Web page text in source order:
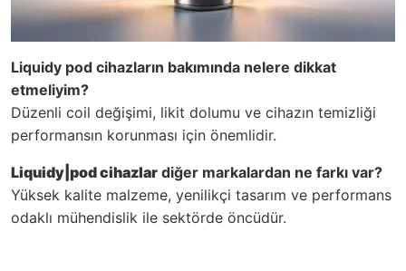
Liquidy pod cihazların bakımında nelere dikkat
etmeliyim?
Düzenli coil değişimi, likit dolumu ve cihazın temizliği
performansın korunması için önemlidir.
Liquidy|pod cihazlar diğer markalardan ne farkı var?
Yüksek kalite malzeme, yenilikçi tasarım ve performans
odaklı mühendislik ile sektörde öncüdür.